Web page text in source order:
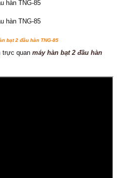
bạt 2 đầu hàn TNG-85
trực quan máy hàn bạt 2 đầu hàn